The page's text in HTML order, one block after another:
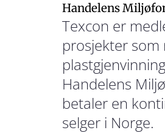
Handelens
Texcon er
prosjekter
Handelens
betaler en
selger i Norge.